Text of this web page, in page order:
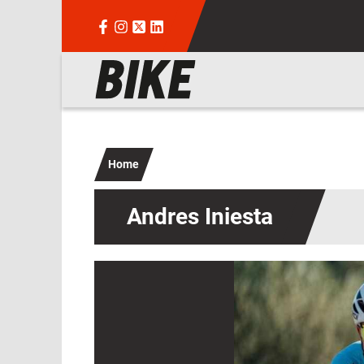
Navigazione principale
Home
Andres Iniesta
Immagine